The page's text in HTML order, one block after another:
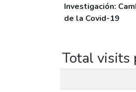
Investigación:
de la Covid-19
Total visits